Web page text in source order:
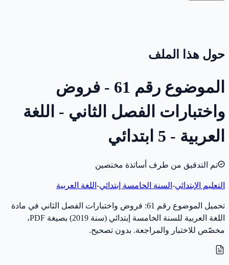
حول هذا الملف
الموضوع رقم 61 - فروض
واختبارات الفصل الثاني - اللغة
العربية - 5 ابتدائي
تم التدقيق من طرف أساتذة مختصين
التعليم الإبتدائي- السنة الخامسة إبتدائي- اللغة العربية
تحميل الموضوع رقم 61: فروض واختبارات الفصل الثاني في مادة
اللغة العربية للسنة الخامسة إبتدائي (سنة 2019) بصيغة PDF،
مخصّص للاختبار والمراجعة. بدون تصحيح.